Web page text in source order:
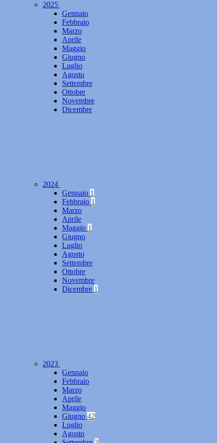
2025
Gennaio
Febbraio
Marzo
Aprile
Maggio
Giugno
Luglio
Agosto
Settembre
Ottobre
Novembre
Dicembre
2024
Gennaio 1
Febbraio 1
Marzo
Aprile
Maggio 1
Giugno
Luglio
Agosto
Settembre
Ottobre
Novembre
Dicembre 1
2023
Gennaio
Febbraio
Marzo
Aprile
Maggio
Giugno 42
Luglio
Agosto